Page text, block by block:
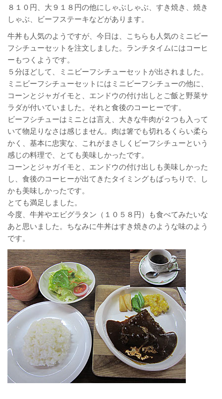
８１０円、大９１８円の他にしゃぶしゃぶ、すき焼き、焼き
しゃぶ、ビーフステーキなどがあります。
牛丼も人気のようですが、今日は、こちらも人気のミニビー
フシチューセットを注文しました。ランチタイムにはコーヒ
ーもつくようです。
５分ほどして、ミニビーフシチューセットが出されました。
ミニビーフシチューセットにはミニビーフシチューの他に、
コーンとジャガイモと、エンドウの付け出しとご飯と野菜サ
ラダが付いていました。それと食後のコーヒーです。
ビーフシチューはミニとは言え、大きな牛肉が２つも入って
いて物足りなさは感じません。肉は箸でも切れるくらい柔ら
かく、基本に忠実な、これがまさしくビーフシチューという
感じの料理で、とても美味しかったです。
コーンとジャガイモと、エンドウの付け出しも美味しかった
し、食後のコーヒーが出てきたタイミングもばっちりで、し
かも美味しかったです。
とても満足しました。
今度、牛丼やエビグラタン（１０５８円）も食べてみたいな
あと思いました。ちなみに牛丼はすき焼きのような味のよう
です。